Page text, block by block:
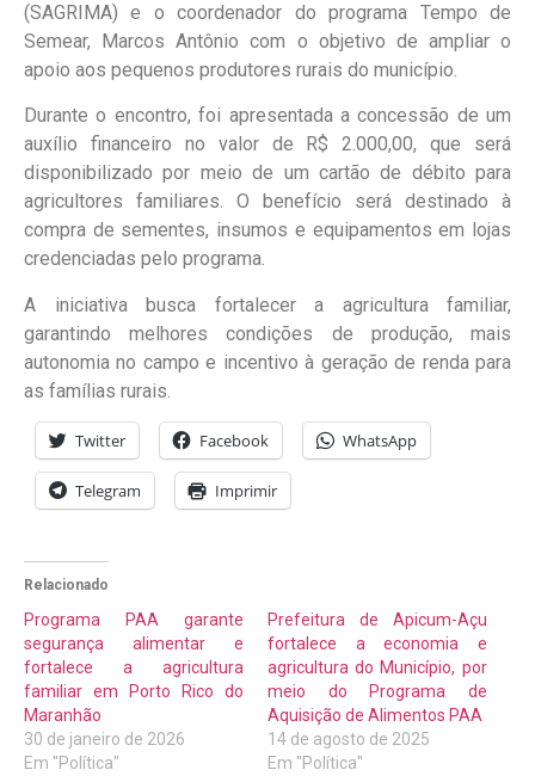
(SAGRIMA) e o coordenador do programa Tempo de
Semear, Marcos Antônio com o objetivo de ampliar o
apoio aos pequenos produtores rurais do município.
Durante o encontro, foi apresentada a concessão de um
auxílio financeiro no valor de R$ 2.000,00, que será
disponibilizado por meio de um cartão de débito para
agricultores familiares. O benefício será destinado à
compra de sementes, insumos e equipamentos em lojas
credenciadas pelo programa.
A iniciativa busca fortalecer a agricultura familiar,
garantindo melhores condições de produção, mais
autonomia no campo e incentivo à geração de renda para
as famílias rurais.
Twitter Facebook WhatsApp
Telegram Imprimir
Relacionado
Programa PAA garante
segurança alimentar e
fortalece a agricultura
familiar em Porto Rico do
Maranhão
30 de janeiro de 2026
Em "Política"
Prefeitura de Apicum-Açu
fortalece a economia e
agricultura do Município, por
meio do Programa de
Aquisição de Alimentos PAA
14 de agosto de 2025
Em "Política"